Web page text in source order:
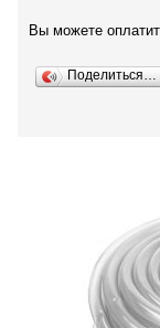
Вы можете
Поделиться…